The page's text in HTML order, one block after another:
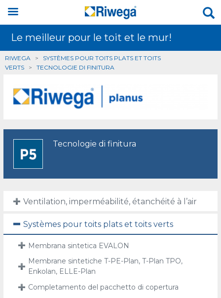
Le meilleur pour le toit et le mur!
RIWEGA > SYSTÈMES POUR TOITS PLATS ET TOITS
VERTS > TECNOLOGIE DI FINITURA
Tecnologie di finitura
Ventilation, imperméabilité, étanchéité à l’air
Systèmes pour toits plats et toits verts
Membrana sintetica EVALON
Membrane sintetiche T-PE-Plan, T-Plan TPO,
Enkolan, ELLE-Plan
Completamento del pacchetto di copertura